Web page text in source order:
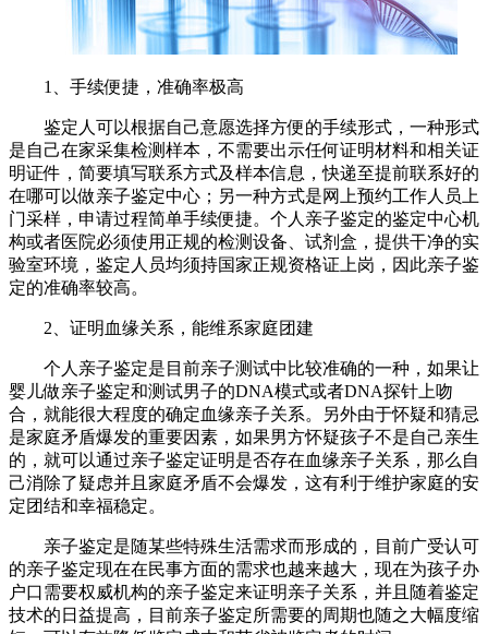
1、手续便捷，准确率极高
鉴定人可以根据自己意愿选择方便的手续形式，一种形式
是自己在家采集检测样本，不需要出示任何证明材料和相关证
明证件，简要填写联系方式及样本信息，快递至提前联系好的
在哪可以做亲子鉴定‍‍中心；另一种方式是网上预约工作人员上
门采样，申请过程简单手续便捷。个人亲子鉴定的鉴定中心机
构或者医院必须使用正规的检测设备、试剂盒，提供干净的实
验室环境，鉴定人员均须持国家正规资格证上岗，因此亲子鉴
定‍的准确率较高。
2、证明血缘关系，能维系家庭团建
个人亲子鉴定是目前亲子测试中比较准确的一种，如果让
婴儿做亲子鉴定和测试男子的DNA模式或者DNA探针上吻
合，就能很大程度的确定血缘亲子关系。另外由于怀疑和猜忌
是家庭矛盾爆发的重要因素，如果男方怀疑孩子不是自己亲生
的，就可以通过亲子鉴定证明是否存在血缘亲子关系，那么自
己消除了疑虑并且家庭矛盾不会爆发，这有利于维护家庭的安
定团结和幸福稳定。
亲子鉴定是随某些特殊生活需求而形成的，目前广受认可
的亲子鉴定‍现在在民事方面的需求也越来越大，现在为孩子办
户口需要权威机构的亲子鉴定来证明亲子关系，并且随着鉴定
技术的日益提高，目前亲子鉴定所需要的周期也随之大幅度缩